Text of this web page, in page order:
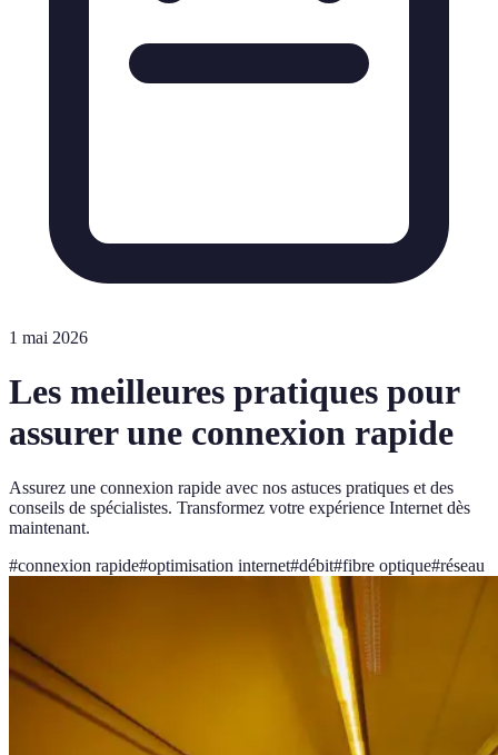
1 mai 2026
Les meilleures pratiques pour
assurer une connexion rapide
Assurez une connexion rapide avec nos astuces pratiques et des
conseils de spécialistes. Transformez votre expérience Internet dès
maintenant.
#connexion rapide#optimisation internet#débit#fibre optique#réseau